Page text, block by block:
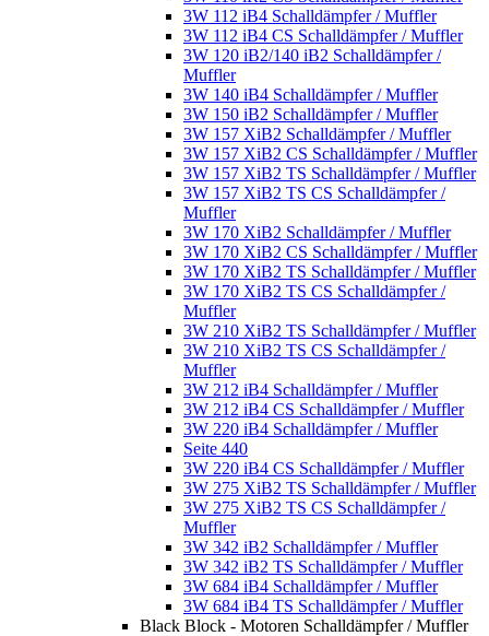
3W 112 iB4 Schalldämpfer / Muffler
3W 112 iB4 CS Schalldämpfer / Muffler
3W 120 iB2/140 iB2 Schalldämpfer /
Muffler
3W 140 iB4 Schalldämpfer / Muffler
3W 150 iB2 Schalldämpfer / Muffler
3W 157 XiB2 Schalldämpfer / Muffler
3W 157 XiB2 CS Schalldämpfer / Muffler
3W 157 XiB2 TS Schalldämpfer / Muffler
3W 157 XiB2 TS CS Schalldämpfer /
Muffler
3W 170 XiB2 Schalldämpfer / Muffler
3W 170 XiB2 CS Schalldämpfer / Muffler
3W 170 XiB2 TS Schalldämpfer / Muffler
3W 170 XiB2 TS CS Schalldämpfer /
Muffler
3W 210 XiB2 TS Schalldämpfer / Muffler
3W 210 XiB2 TS CS Schalldämpfer /
Muffler
3W 212 iB4 Schalldämpfer / Muffler
3W 212 iB4 CS Schalldämpfer / Muffler
3W 220 iB4 Schalldämpfer / Muffler
Seite 440
3W 220 iB4 CS Schalldämpfer / Muffler
3W 275 XiB2 TS Schalldämpfer / Muffler
3W 275 XiB2 TS CS Schalldämpfer /
Muffler
3W 342 iB2 Schalldämpfer / Muffler
3W 342 iB2 TS Schalldämpfer / Muffler
3W 684 iB4 Schalldämpfer / Muffler
3W 684 iB4 TS Schalldämpfer / Muffler
Black Block - Motoren Schalldämpfer / Muffler